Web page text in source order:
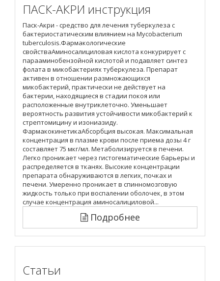
ПАСК-АКРИ инструкция
Паск-Акри - средство для лечения туберкулеза с
бактериостатическим влиянием на Mycobacterium
tuberculosis.Фармакологические
свойстваАминосалициловая кислота конкурирует с
парааминобензойной кислотой и подавляет синтез
фолата в микобактериях туберкулеза. Препарат
активен в отношении размножающихся
микобактерий, практически не действует на
бактерии, находящиеся в стадии покоя или
расположенные внутриклеточно. Уменьшает
вероятность развития устойчивости микобактерий к
стрептомицину и изониазиду.
ФармакокинетикаАбсорбция высокая. Максимальная
концентрация в плазме крови после приема дозы 4 г
составляет 75 мкг/мл. Метаболизируется в печени.
Легко проникает через гистогематические барьеры и
распределяется в тканях. Высокие концентрации
препарата обнаруживаются в легких, почках и
печени. Умеренно проникает в спинномозговую
жидкость только при воспалении оболочек, в этом
случае концентрация аминосалициловой...
Подробнее
Статьи